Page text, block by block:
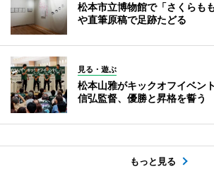
松本市立博物館で「さくら
や直筆原稿で足跡たどる
見る・遊ぶ
松本山雅がキックオフイベ
信弘監督、優勝と昇格を誓う
もっと見る